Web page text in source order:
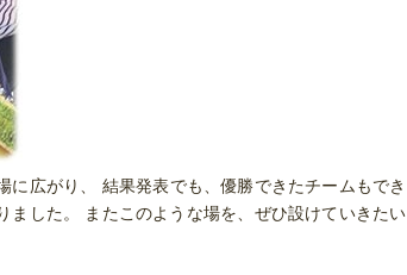
広がり、 結果発表でも、優勝できたチームもでき
ました。 またこのような場を、ぜひ設けていきたい